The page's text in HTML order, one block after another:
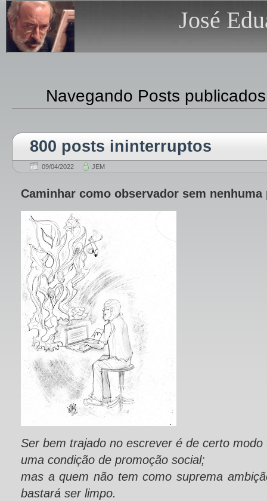
José
Navegando Posts
800 posts ininterruptos
09/04/2022 JEM
Caminhar como observador sem nenhuma
Ser bem trajado no escrever é de certo modo
uma condição de promoção social;
mas a quem não tem como suprema
bastará ser limpo.